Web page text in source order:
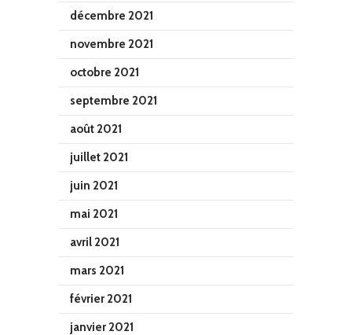
décembre 2021
novembre 2021
octobre 2021
septembre 2021
août 2021
juillet 2021
juin 2021
mai 2021
avril 2021
mars 2021
février 2021
janvier 2021